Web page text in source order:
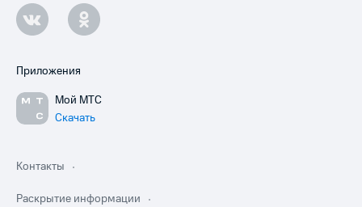
Приложения
Мой МТС
Скачать
Контакты
Раскрытие информации